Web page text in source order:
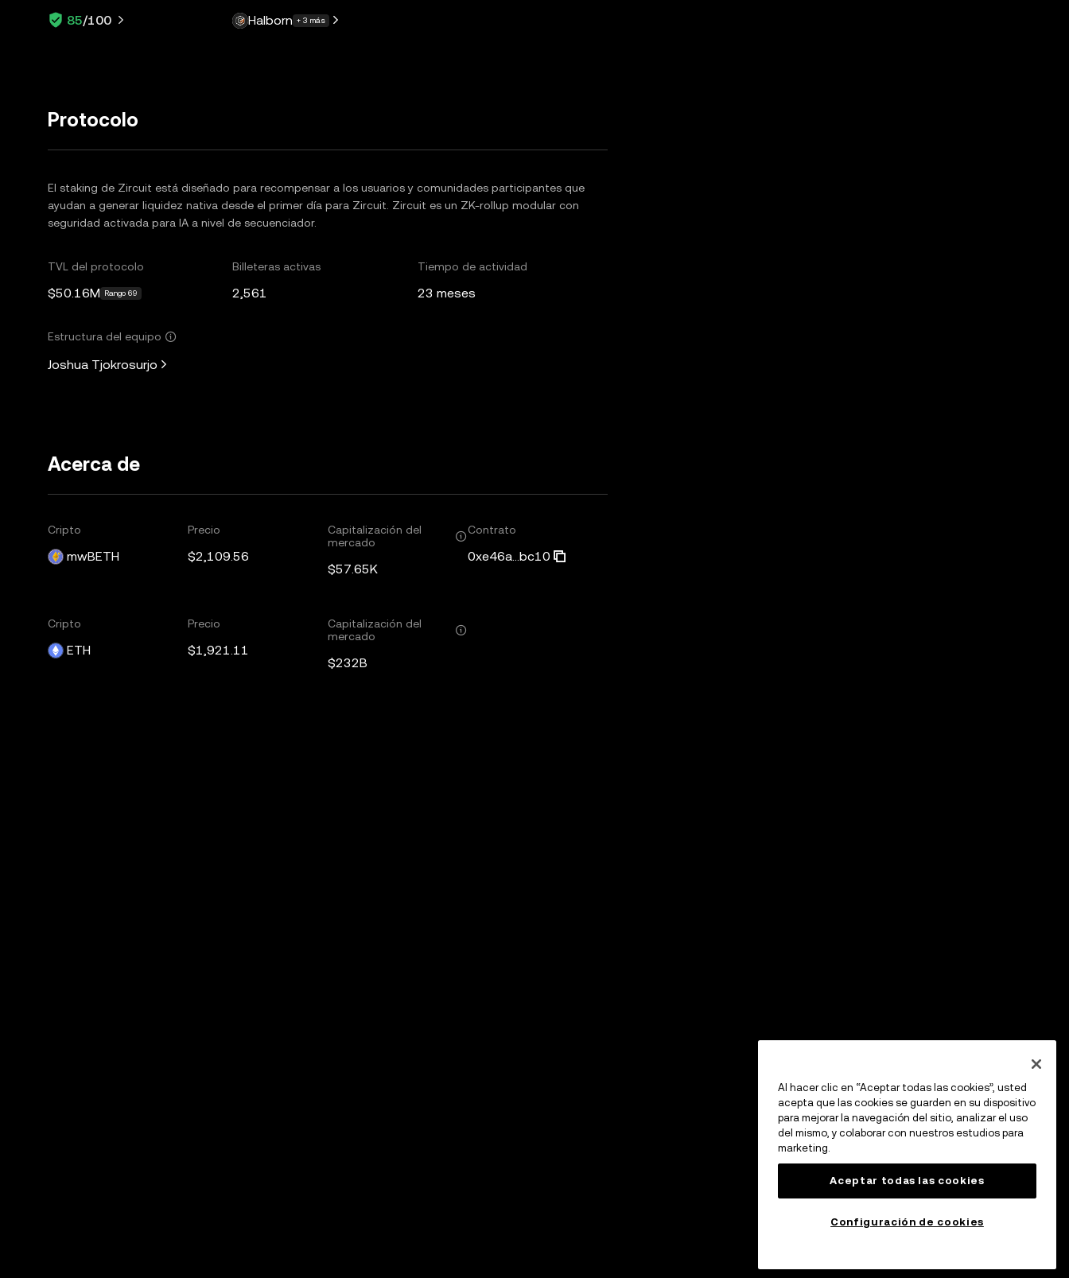
85/100 Halborn + 3 más
Protocolo
El staking de Zircuit está diseñado para recompensar a los usuarios y comunidades participantes que
ayudan a generar liquidez nativa desde el primer día para Zircuit. Zircuit es un ZK-rollup modular con
seguridad activada para IA a nivel de secuenciador.
TVL del protocolo
$50.16M Rango 69
Billeteras activas
2,561
Tiempo de actividad
23 meses
Estructura del equipo
Joshua Tjokrosurjo
Acerca de
Cripto
mwBETH
Precio
$2,109.56
Capitalización del
mercado
$57.65K
Contrato
0xe46a...bc10
Cripto
ETH
Precio
$1,921.11
Capitalización del
mercado
$232B
Al hacer clic en “Aceptar todas las cookies”, usted
acepta que las cookies se guarden en su dispositivo
para mejorar la navegación del sitio, analizar el uso
del mismo, y colaborar con nuestros estudios para
marketing.
Aceptar todas las cookies
Configuración de cookies